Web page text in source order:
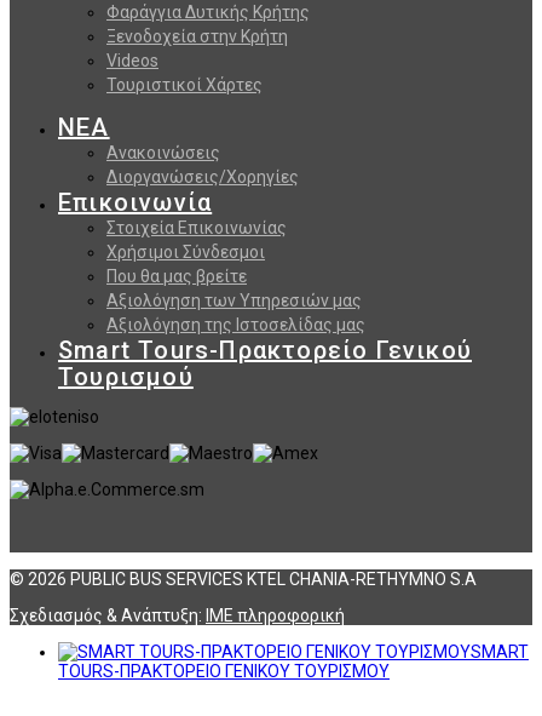
Φαράγγια Δυτικής Κρήτης
Ξενοδοχεία στην Κρήτη
Videos
Τουριστικοί Χάρτες
ΝΕΑ
Ανακοινώσεις
Διοργανώσεις/Χορηγίες
Επικοινωνία
Στοιχεία Επικοινωνίας
Χρήσιμοι Σύνδεσμοι
Που θα μας βρείτε
Αξιολόγηση των Υπηρεσιών μας
Αξιολόγηση της Ιστοσελίδας μας
Smart Tours-Πρακτορείο Γενικού
Τουρισμού
© 2026 PUBLIC BUS SERVICES KTEL CHANIA-RETHYMNO S.A
Σχεδιασμός & Ανάπτυξη: ΙΜΕ πληροφορική
SMART
TOURS-ΠΡΑΚΤΟΡΕΙΟ ΓΕΝΙΚΟΥ ΤΟΥΡΙΣΜΟΥ